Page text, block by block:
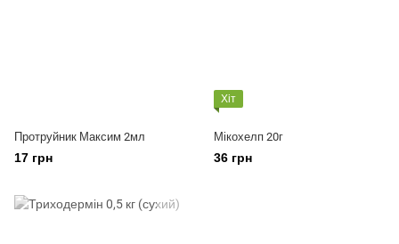
Протруйник Максим 2мл
17 грн
Хіт
Мікохелп 20г
36 грн